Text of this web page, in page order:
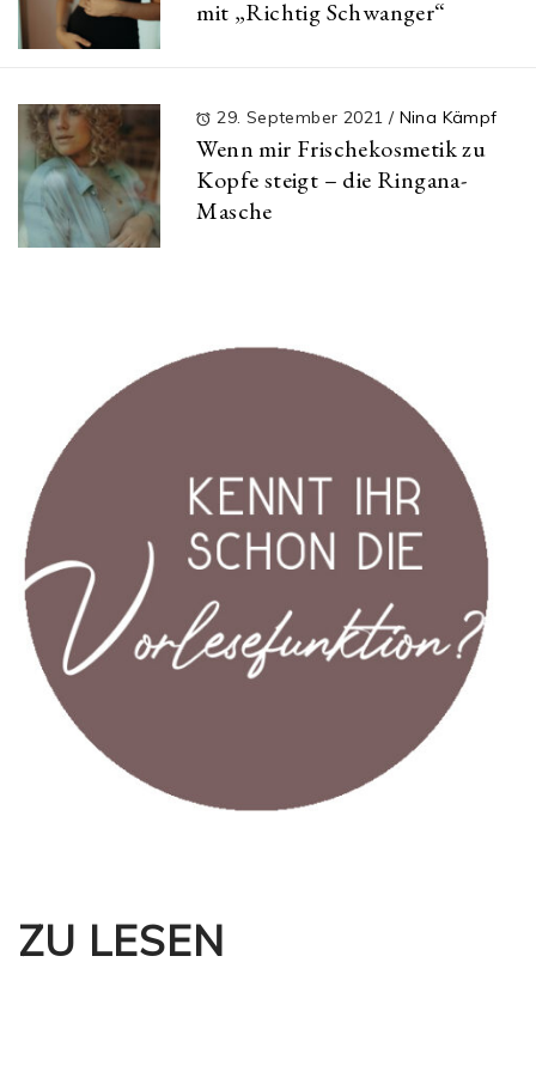
mit „Richtig Schwanger“
29. September 2021 / Nina Kämpf
Wenn mir Frischekosmetik zu
Kopfe steigt – die Ringana-
Masche
ZU LESEN